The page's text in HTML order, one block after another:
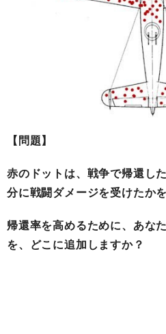
【問題】
赤のドットは、戦争で帰還し
分に戦闘ダメージを受けたか
帰還率を高めるために、あな
を、どこに追加しますか？